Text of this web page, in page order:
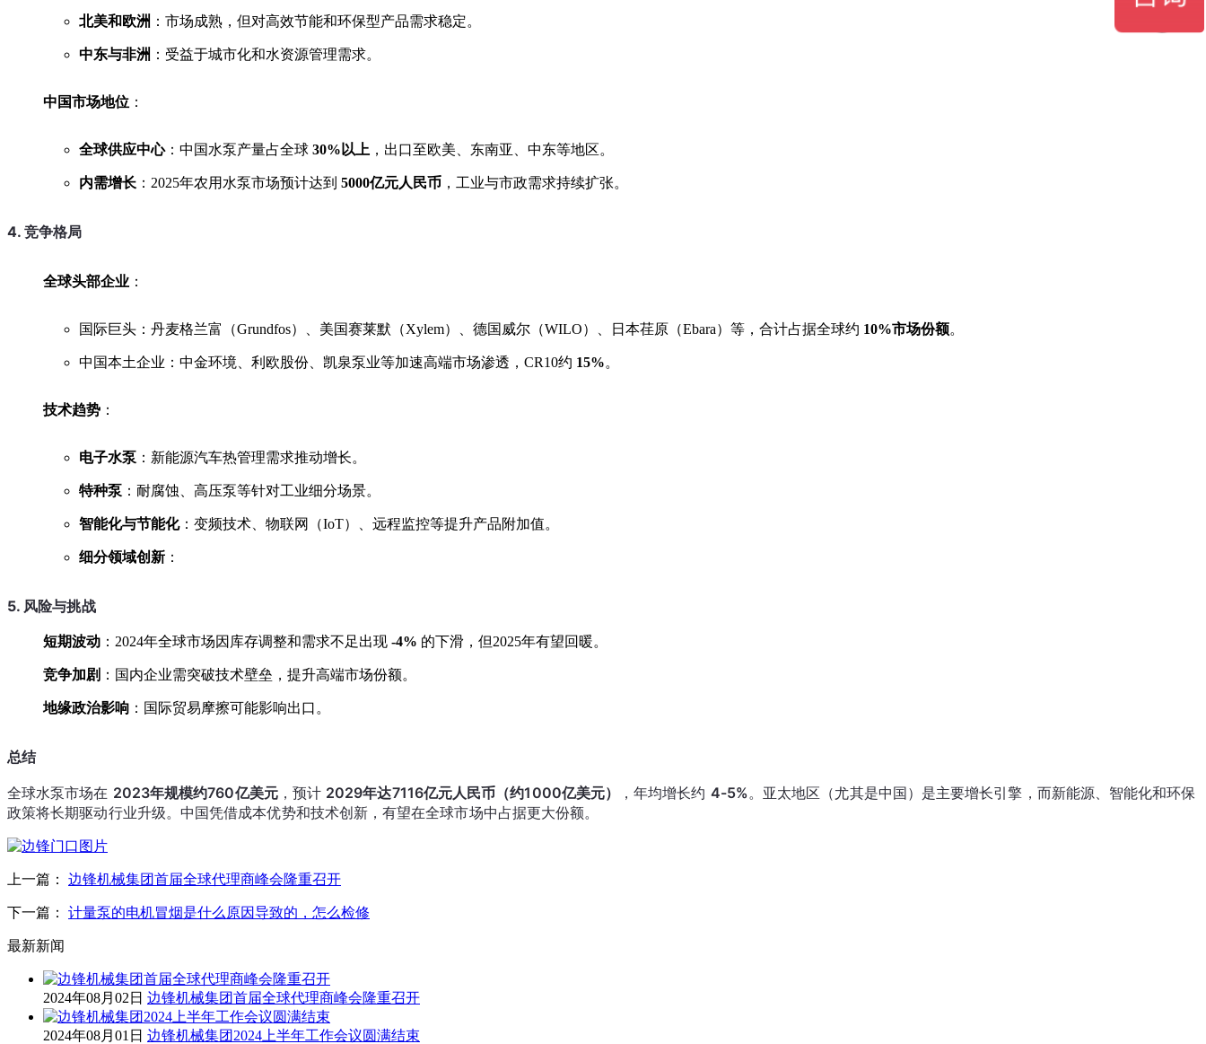
北美和欧洲 ：市场成熟，但对高效节能和环保型产品需求稳定。
中东与非洲 ：受益于城市化和水资源管理需求。
中国市场地位 ：
全球供应中心：中国水泵产量占全球 30%以上 ，出口至欧美、东南亚、中东等地区。
内需增长 ：2025年农用水泵市场预计达到 5000亿元人民币 ，工业与市政需求持续扩张。
4. 竞争格局
全球头部企业 ：
国际巨头：丹麦格兰富（Grundfos）、美国赛莱默（Xylem）、德国威尔（WILO）、日本荏原（Ebara）等，合计占据全球约 10%市场份额。
中国本土企业：中金环境、利欧股份、凯泉泵业等加速高端市场渗透，CR10约 15%。
技术趋势 ：
电子水泵 ：新能源汽车热管理需求推动增长。
特种泵 ：耐腐蚀、高压泵等针对工业细分场景。
智能化与节能化：变频技术、物联网（IoT）、远程监控等提升产品附加值。
细分领域创新 ：
5. 风险与挑战
短期波动 ：2024年全球市场因库存调整和需求不足出现 -4% 的下滑，但2025年有望回暖。
竞争加剧 ：国内企业需突破技术壁垒，提升高端市场份额。
地缘政治影响 ：国际贸易摩擦可能影响出口。
总结
全球水泵市场在 2023年规模约760亿美元，预计 2029年达7116亿元人民币（约1000亿美元） ，年均增长约 4-5%。亚太地区（尤其是中国）是主要增长引擎，而新能源、智能化和环保
政策将长期驱动行业升级。中国凭借成本优势和技术创新，有望在全球市场中占据更大份额。
上一篇： 边锋机械集团首届全球代理商峰会隆重召开
下一篇： 计量泵的电机冒烟是什么原因导致的，怎么检修
最新新闻
2024年08月02日 边锋机械集团首届全球代理商峰会隆重召开
2024年08月01日 边锋机械集团2024上半年工作会议圆满结束